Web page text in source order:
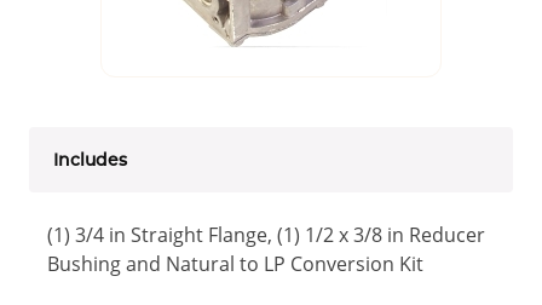
Includes
(1) 3/4 in Straight Flange, (1) 1/2 x 3/8 in Reducer
Bushing and Natural to LP Conversion Kit